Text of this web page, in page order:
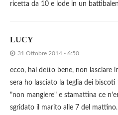
ricetta da 10 e lode in un
LUCY
31 Ottobre 2014 - 6:50
ecco, hai detto bene, non lasciare
sera ho lasciato la teglia dei
"non mangiere" e stamattina ce
sgridato il marito alle 7 del